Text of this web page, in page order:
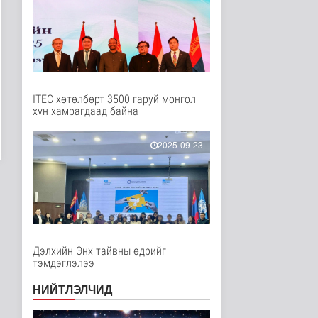
2 цаг 11 минутын өмнө
Нийслэлийн цэцэрлэгт
хамрагдах I шатны
бүртгэл э..
Долоодугаар сард
бүртгэгджээ
3 цаг 30 минутын өмнө
Мал угаалгын ажил
үргэлжилж байна
Нийгэм
МВт-ын х..
Нийгэм
3 цаг 51 минутын өмнө
ITEC хөтөлбөрт 3500 гаруй монгол
хүн хамрагдаад байна
2025-09-23
Дэлхийн Энх тайвны өдрийг
тэмдэглэлээ
НИЙТЛЭЛЧИД